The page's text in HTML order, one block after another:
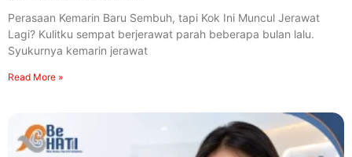
Perasaan Kemarin Baru Sembuh, tapi Kok Ini Muncul Jerawat
Lagi? Kulitku sempat berjerawat parah beberapa bulan lalu.
Syukurnya kemarin jerawat
Read More »